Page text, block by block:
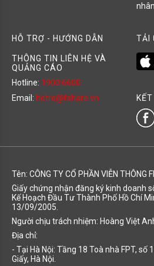
nhân
HỖ TRỢ - HƯỚNG DẪN
THÔNG TIN LIÊN HỆ VÀ
QUẢNG CÁO
Hotline: 1900 6600
Email: hotro@fshare.vn
TẢI
Tên: CÔNG TY CỔ PHẦN VIỄN THÔNG
Giấy chứng nhận đăng ký kinh doanh
Kế Hoạch Đầu Tư Thành Phố Hồ Chí
13/09/2005.
Người chịu trách nhiệm: Hoàng Việt
Địa chỉ:
- Tại Hà Nội: Tầng 18 Toà nhà FPT, số
Giấy, Hà Nội.